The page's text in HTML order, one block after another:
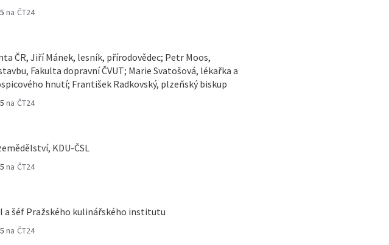
na ČT24
ČR, Jiří Mánek, lesník, přírodovědec; Petr Moos,
Fakulta dopravní ČVUT; Marie Svatošová, lékařka a
hnutí; František Radkovský, plzeňský biskup
na ČT24
KDU-ČSL
na ČT24
a šéf Pražského kulinářského institutu
na ČT24